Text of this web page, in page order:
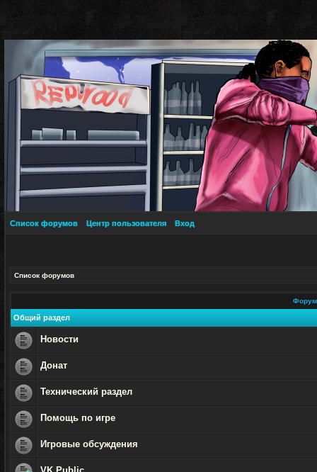
Список форумов Центр пользователя Вход
Список форумов
Общий раздел
непрочитанных
сообщений
Новости
непрочитанных
сообщений
Донат
непрочитанных
сообщений
Технический раздел
непрочитанных
сообщений
Помощь по игре
непрочитанных
Игровые обсуждения